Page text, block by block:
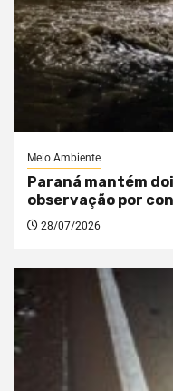
Meio Ambiente
Paraná mantém
observação por
28/07/2026